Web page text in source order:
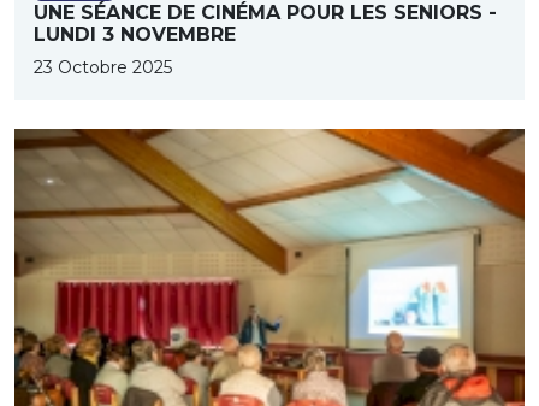
UNE SÉANCE DE CINÉMA POUR LES SENIORS -
LUNDI 3 NOVEMBRE
23 Octobre 2025